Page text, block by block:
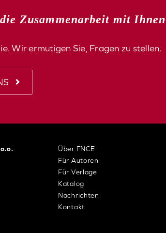
Zusammenarbeit mit Ihnen
Wir ermutigen Sie, Fragen zu stellen.
Über FNCE
Für Autoren
Für Verlage
Katalog
Nachrichten
Kontakt